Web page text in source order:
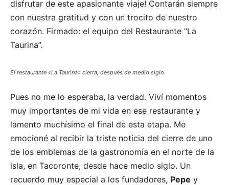
disfrutar de este apasionante viaje! Contarán siempre
con nuestra gratitud y con un trocito de nuestro
corazón. Firmado: el equipo del Restaurante “La
Taurina”.
El restaurante «La Taurina» cierra, después de medio siglo.
Pues no me lo esperaba, la verdad. Viví momentos
muy importantes de mi vida en ese restaurante y
lamento muchísimo el final de esta etapa. Me
emocioné al recibir la triste noticia del cierre de uno
de los emblemas de la gastronomía en el norte de la
isla, en Tacoronte, desde hace medio siglo. Un
recuerdo muy especial a los fundadores, Pepe y